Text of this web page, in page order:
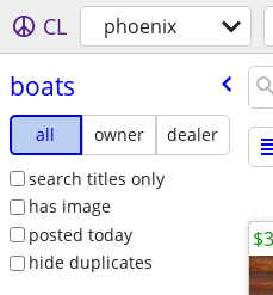
CL phoenix
boats
all owner
dealer
search titles only
has image
posted today
hide duplicates